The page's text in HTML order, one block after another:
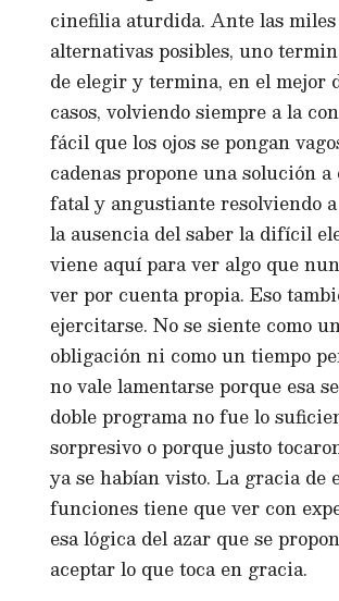
cinefilia aturdida. Ante las
alternativas posibles, uno
de elegir y termina, en el mejor
casos, volviendo siempre a la
fácil que los ojos se pongan
cadenas propone una solución a
fatal y angustiante resolviendo
la ausencia del saber la difícil
viene aquí para ver algo que
ver por cuenta propia. Eso
ejercitarse. No se siente como
obligación ni como un tiempo
no vale lamentarse porque esa
doble programa no fue lo
sorpresivo o porque justo
ya se habían visto. La gracia de
funciones tiene que ver con
esa lógica del azar que se
aceptar lo que toca en gracia.